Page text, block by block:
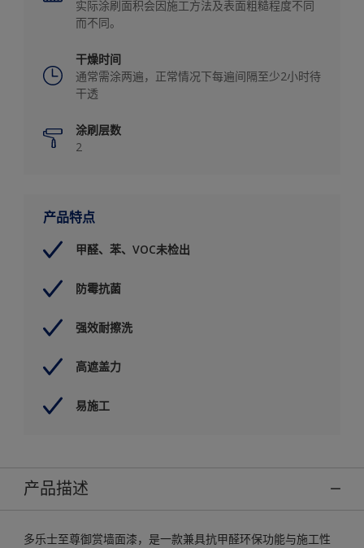
实际涂刷面积会因施工方法及表面粗糙程度不同
而不同。
干燥时间
通常需涂两遍，正常情况下每遍间隔至少2小时待
干透
涂刷层数
2
产品特点
甲醛、苯、VOC未检出
防霉抗菌
强效耐擦洗
高遮盖力
易施工
产品描述
多乐士至尊御赏墙面漆，是一款兼具抗甲醛环保功能与施工性